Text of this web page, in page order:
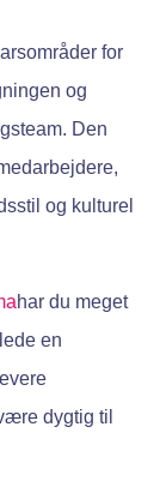
for
og
Den
og kulturel
har du meget
en
dygtig til